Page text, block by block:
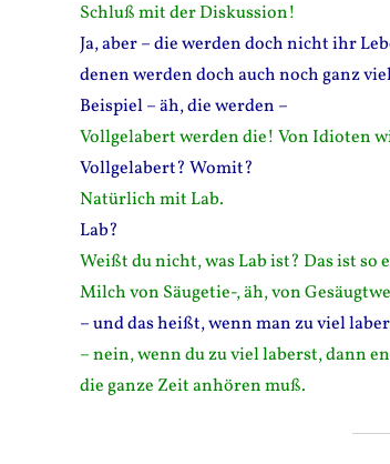
Schluß mit der Diskussion!
Ja, aber – die werden doch nicht ihr
denen werden doch auch noch ganz
Beispiel – äh, die werden –
Vollgelabert werden die! Von Idioten
Vollgelabert? Womit?
Natürlich mit Lab.
Lab?
Weißt du nicht, was Lab ist? Das ist so
Milch von Säugetie-, äh, von
– und das heißt, wenn man zu viel
– nein, wenn du zu viel laberst, dann
die ganze Zeit anhören muß.